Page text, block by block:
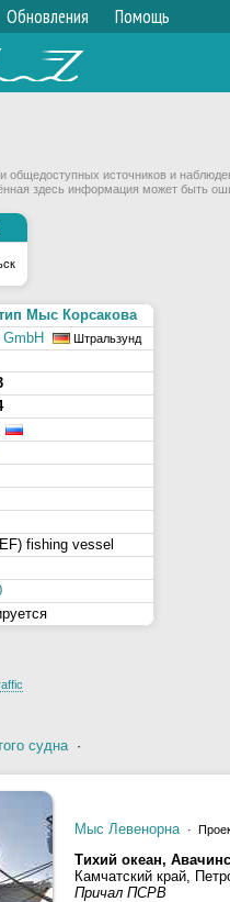
Обновления Помощь
источников и
здесь информация может быть
Мыс Корсакова
Штральзунд
fishing vessel
судна·
Мыс Левенорна ·
Тихий океан,
Камчатский край,
Причал ПСРВ